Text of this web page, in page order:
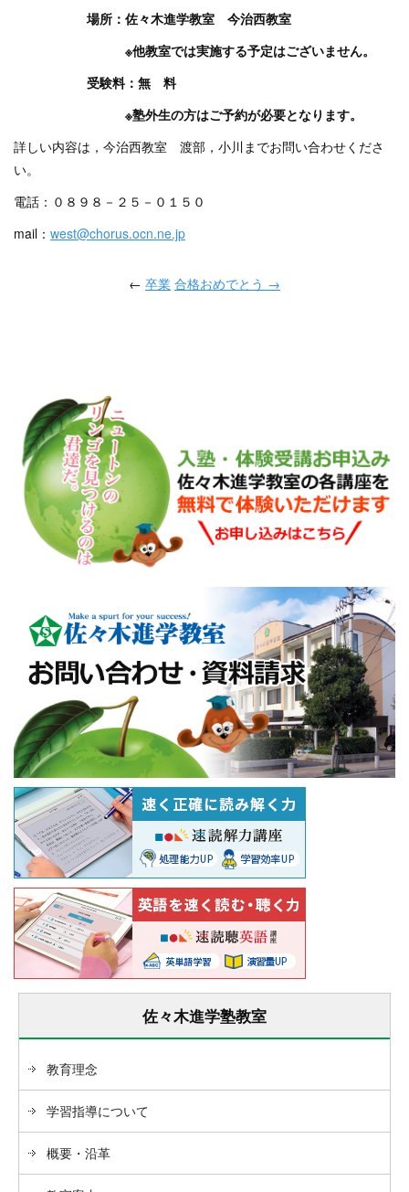
場所：佐々木進学教室 今治西教室
※他教室では実施する予定はございません。
受験料：無 料
※塾外生の方はご予約が必要となります。
詳しい内容は，今治西教室 渡部，小川までお問い合わせくださ
い。
電話：０８９８－２５－０１５０
mail： west@chorus.ocn.ne.jp
← 卒業 合格おめでとう →
佐々木進学塾教室
教育理念
学習指導について
概要・沿革